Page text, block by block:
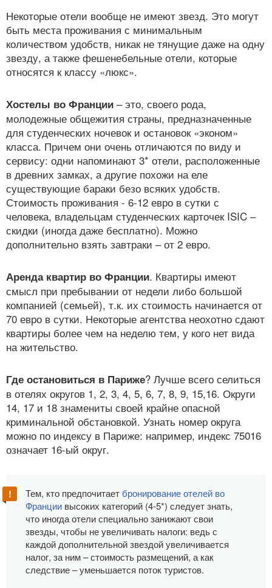
Некоторые отели вообще не имеют звезд. Это могут
быть места проживания с минимальным
количеством удобств, никак не тянущие даже на одну
звезду, а также фешенебельные отели, которые
относятся к классу «люкс».
Хостелы во Франции – это, своего рода,
молодежные общежития страны, предназначенные
для студенческих ночевок и остановок «эконом»
класса. Причем они очень отличаются по виду и
сервису: одни напоминают 3* отели, расположенные
в древних замках, а другие похожи на еле
существующие бараки безо всяких удобств.
Стоимость проживания - 6-12 евро в сутки с
человека, владельцам студенческих карточек ISIC –
скидки (иногда даже бесплатно). Можно
дополнительно взять завтраки – от 2 евро.
Аренда квартир во Франции. Квартиры имеют
смысл при пребывании от недели либо большой
компанией (семьей), т.к. их стоимость начинается от
70 евро в сутки. Некоторые агентства неохотно сдают
квартиры более чем на неделю тем, у кого нет вида
на жительство.
Где остановиться в Париже? Лучше всего селиться
в отелях округов 1, 2, 3, 4, 5, 6, 7, 8, 9, 15,16. Округи
14, 17 и 18 знамениты своей крайне опасной
криминальной обстановкой. Узнать номер округа
можно по индексу в Париже: например, индекс 75016
означает 16-ый округ.
Тем, кто предпочитает бронирование отелей во
Франции высоких категорий (4-5*) следует знать,
что иногда отели специально занижают свои
звезды, чтобы не увеличивать налоги: ведь с
каждой дополнительной звездой увеличивается
налог, за ним – стоимость размещений, а как
следствие – уменьшается поток туристов.